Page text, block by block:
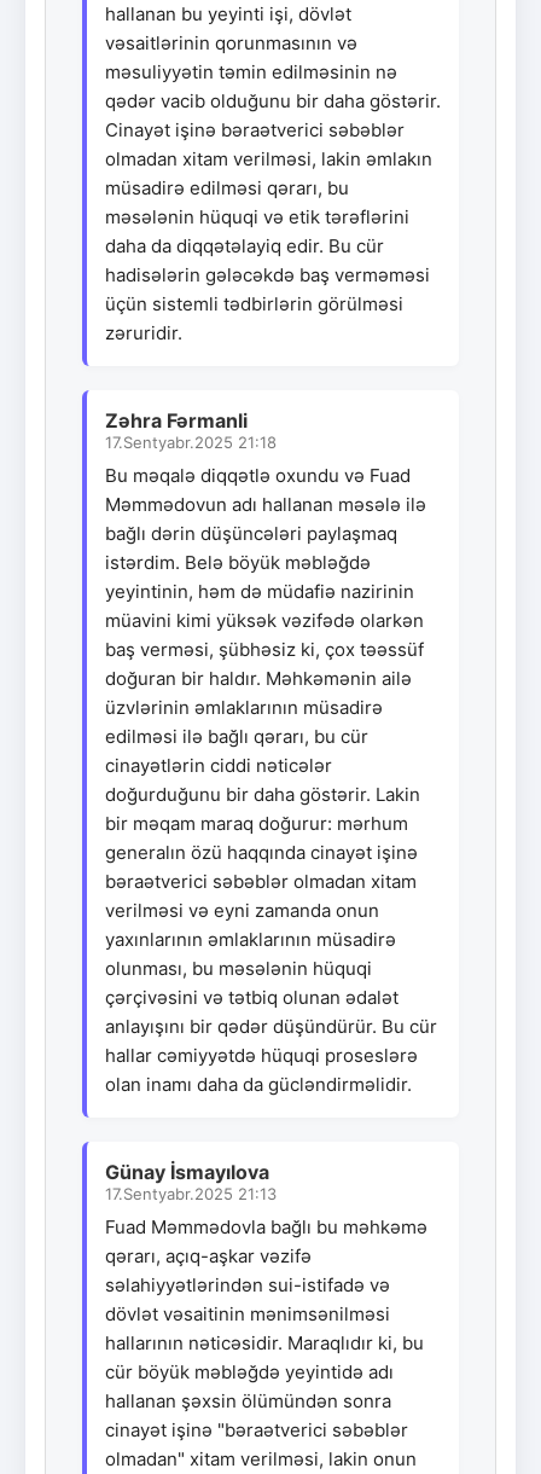
hallanan bu yeyinti işi, dövlət
vəsaitlərinin qorunmasının və
məsuliyyətin təmin edilməsinin nə
qədər vacib olduğunu bir daha göstərir.
Cinayət işinə bəraətverici səbəblər
olmadan xitam verilməsi, lakin əmlakın
müsadirə edilməsi qərarı, bu
məsələnin hüquqi və etik tərəflərini
daha da diqqətəlayiq edir. Bu cür
hadisələrin gələcəkdə baş verməməsi
üçün sistemli tədbirlərin görülməsi
zəruridir.
Zəhra Fərmanli
17.Sentyabr.2025 21:18
Bu məqalə diqqətlə oxundu və Fuad
Məmmədovun adı hallanan məsələ ilə
bağlı dərin düşüncələri paylaşmaq
istərdim. Belə böyük məbləğdə
yeyintinin, həm də müdafiə nazirinin
müavini kimi yüksək vəzifədə olarkən
baş verməsi, şübhəsiz ki, çox təəssüf
doğuran bir haldır. Məhkəmənin ailə
üzvlərinin əmlaklarının müsadirə
edilməsi ilə bağlı qərarı, bu cür
cinayətlərin ciddi nəticələr
doğurduğunu bir daha göstərir. Lakin
bir məqam maraq doğurur: mərhum
generalın özü haqqında cinayət işinə
bəraətverici səbəblər olmadan xitam
verilməsi və eyni zamanda onun
yaxınlarının əmlaklarının müsadirə
olunması, bu məsələnin hüquqi
çərçivəsini və tətbiq olunan ədalət
anlayışını bir qədər düşündürür. Bu cür
hallar cəmiyyətdə hüquqi proseslərə
olan inamı daha da gücləndirməlidir.
Günay İsmayılova
17.Sentyabr.2025 21:13
Fuad Məmmədovla bağlı bu məhkəmə
qərarı, açıq-aşkar vəzifə
səlahiyyətlərindən sui-istifadə və
dövlət vəsaitinin mənimsənilməsi
hallarının nəticəsidir. Maraqlıdır ki, bu
cür böyük məbləğdə yeyintidə adı
hallanan şəxsin ölümündən sonra
cinayət işinə "bəraətverici səbəblər
olmadan" xitam verilməsi, lakin onun